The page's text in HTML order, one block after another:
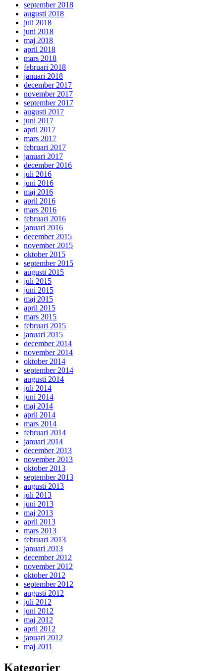
september 2018
augusti 2018
juli 2018
juni 2018
maj 2018
april 2018
mars 2018
februari 2018
januari 2018
december 2017
november 2017
september 2017
augusti 2017
juni 2017
april 2017
mars 2017
februari 2017
januari 2017
december 2016
juli 2016
juni 2016
maj 2016
april 2016
mars 2016
februari 2016
januari 2016
december 2015
november 2015
oktober 2015
september 2015
augusti 2015
juli 2015
juni 2015
maj 2015
april 2015
mars 2015
februari 2015
januari 2015
december 2014
november 2014
oktober 2014
september 2014
augusti 2014
juli 2014
juni 2014
maj 2014
april 2014
mars 2014
februari 2014
januari 2014
december 2013
november 2013
oktober 2013
september 2013
augusti 2013
juli 2013
juni 2013
maj 2013
april 2013
mars 2013
februari 2013
januari 2013
december 2012
november 2012
oktober 2012
september 2012
augusti 2012
juli 2012
juni 2012
maj 2012
april 2012
januari 2012
maj 2011
Kategorier